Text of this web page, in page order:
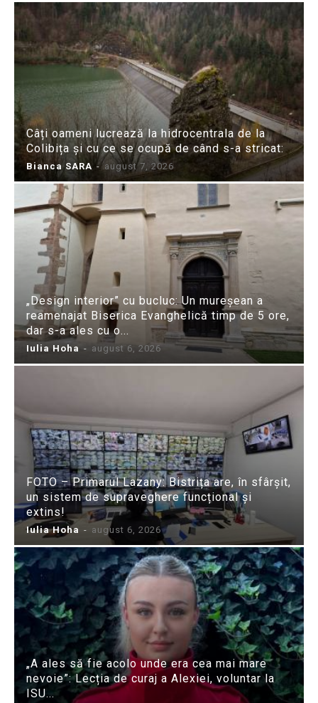
Câți oameni lucrează la hidrocentrala de la
Colibița și cu ce se ocupă de când s-a stricat:
Bianca SARA - august 7, 2026
„Design interior” cu bucluc: Un mureșean a
reamenajat Biserica Evanghelică timp de 5 ore,
dar s-a ales cu o...
Iulia Hoha - august 6, 2026
FOTO – Primarul Lazany: Bistrița are, în sfârșit,
un sistem de supraveghere funcțional și
extins!
Iulia Hoha - august 6, 2026
„A ales să fie acolo unde era cea mai mare
nevoie”: Lecția de curaj a Alexiei, voluntar la
ISU...